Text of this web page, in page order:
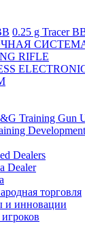
0.25 g Tracer
RIFLE
Training Gun
Dealers
Dealer
торговля
и инновации